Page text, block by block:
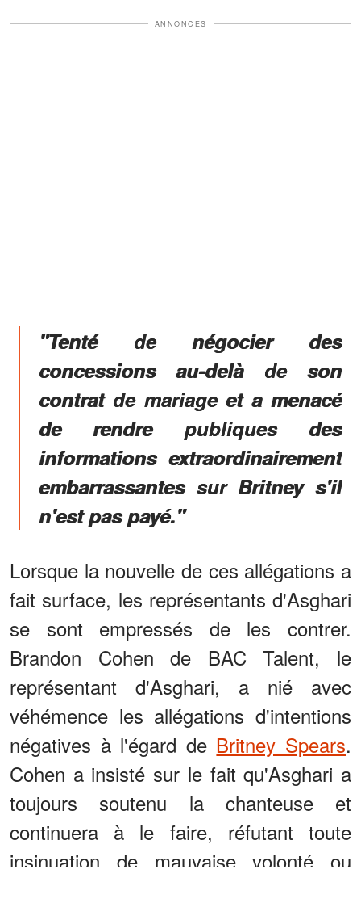
ANNONCES
"Tenté de négocier des
concessions au-delà de son
contrat de mariage et a menacé
de rendre publiques des
informations extraordinairement
embarrassantes sur Britney s'il
n'est pas payé."
Lorsque la nouvelle de ces allégations a
fait surface, les représentants d'Asghari
se sont empressés de les contrer.
Brandon Cohen de BAC Talent, le
représentant d'Asghari, a nié avec
véhémence les allégations d'intentions
négatives à l'égard de Britney Spears.
Cohen a insisté sur le fait qu'Asghari a
toujours soutenu la chanteuse et
continuera à le faire, réfutant toute
insinuation de mauvaise volonté ou